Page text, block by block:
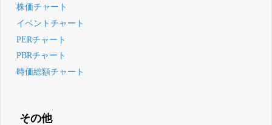
株価チャート
イベントチャート
PERチャート
PBRチャート
時価総額チャート
その他